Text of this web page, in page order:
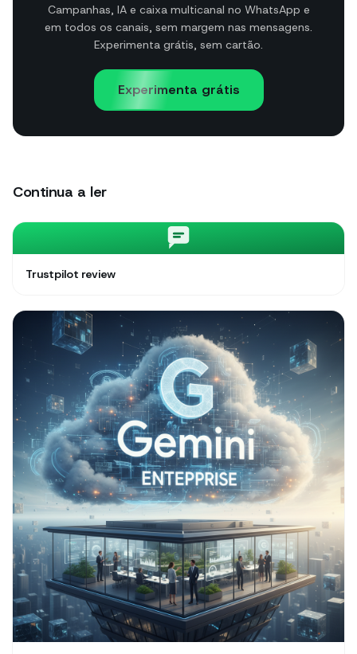
Campanhas, IA e caixa multicanal no WhatsApp e
em todos os canais, sem margem nas mensagens.
Experimenta grátis, sem cartão.
Experimenta grátis
Continua a ler
Trustpilot review